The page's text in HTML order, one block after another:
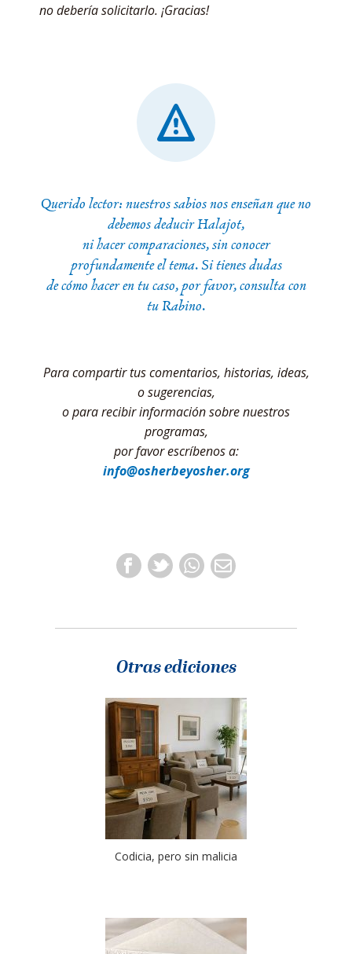
no debería solicitarlo. ¡Gracias!
Querido lector: nuestros sabios nos enseñan que no
debemos deducir Halajot,
ni hacer comparaciones, sin conocer
profundamente el tema. Si tienes dudas
de cómo hacer en tu caso, por favor, consulta con
tu Rabino.
Para compartir tus comentarios, historias, ideas,
o sugerencias,
o para recibir información sobre nuestros
programas,
por favor escríbenos a:
info@osherbeyosher.org
Otras ediciones
Codicia, pero sin malicia